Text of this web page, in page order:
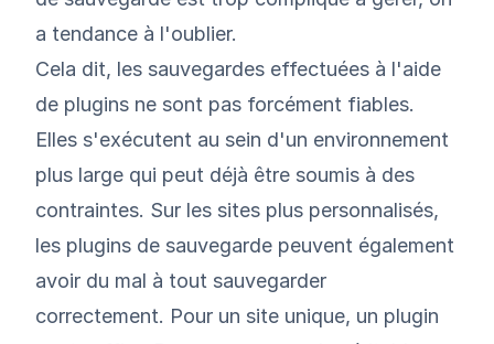
a tendance à l'oublier.
Cela dit, les sauvegardes effectuées à l'aide
de plugins ne sont pas forcément fiables.
Elles s'exécutent au sein d'un environnement
plus large qui peut déjà être soumis à des
contraintes. Sur les sites plus personnalisés,
les plugins de sauvegarde peuvent également
avoir du mal à tout sauvegarder
correctement. Pour un site unique, un plugin